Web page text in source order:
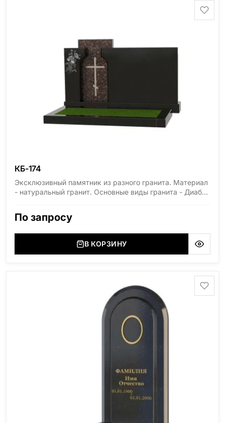
КБ-174
Эксклюзивный памятник из разного гранита. Материал
- натуральный гранит. Основные виды гранита - Диабаз
(Украина, Житомерская область), Лабродарит
(Украина, Житомерская область), Сюксюансаари
(Россия, Карелия), Амфиболит (Россия, Мурманская
По запросу
В КОРЗИНУ